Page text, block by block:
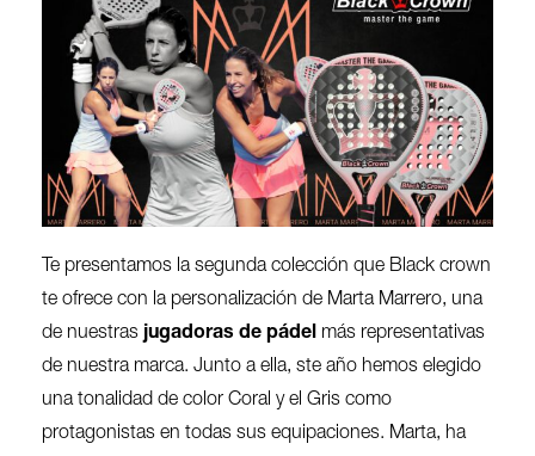
Te presentamos la segunda colección que Black crown
te ofrece con la personalización de Marta Marrero, una
de nuestras jugadoras de pádel más representativas
de nuestra marca. Junto a ella, ste año hemos elegido
una tonalidad de color Coral y el Gris como
protagonistas en todas sus equipaciones. Marta, ha